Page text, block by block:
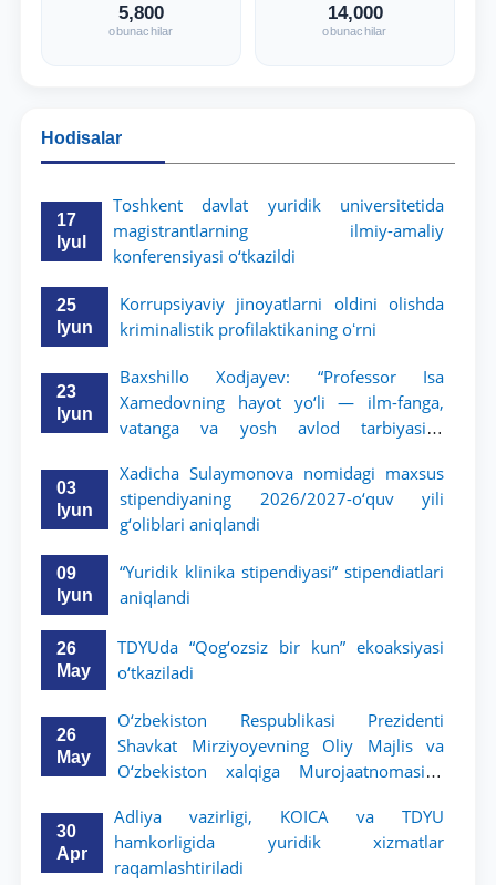
5,800
obunachilar
14,000
obunachilar
Hodisalar
17
Iyul
Toshkent davlat yuridik universitetida
magistrantlarning ilmiy-amaliy
konferensiyasi o‘tkazildi
25
Iyun
Korrupsiyaviy jinoyatlarni oldini olishda
kriminalistik profilaktikaning oʻrni
23
Iyun
Baxshillo Xodjayev: “Professor Isa
Xamedovning hayot yo‘li — ilm-fanga,
vatanga va yosh avlod tarbiyasiga
03
Iyun
Xadicha Sulaymonova nomidagi maxsus
stipendiyaning 2026/2027-o‘quv yili
g‘oliblari aniqlandi
09
Iyun
“Yuridik klinika stipendiyasi” stipendiatlari
aniqlandi
26
May
TDYUda “Qog‘ozsiz bir kun” ekoaksiyasi
o‘tkaziladi
26
May
O‘zbekiston Respublikasi Prezidenti
Shavkat Mirziyoyevning Oliy Majlis va
O‘zbekiston xalqiga Murojaatnomasida
keng jamoatchilikka yetkazish bo‘yicha
media-reja ijrosi yuzasidan qilingan ishlar
dayjesti
30
Apr
Adliya vazirligi, KOICA va TDYU
hamkorligida yuridik xizmatlar
raqamlashtiriladi